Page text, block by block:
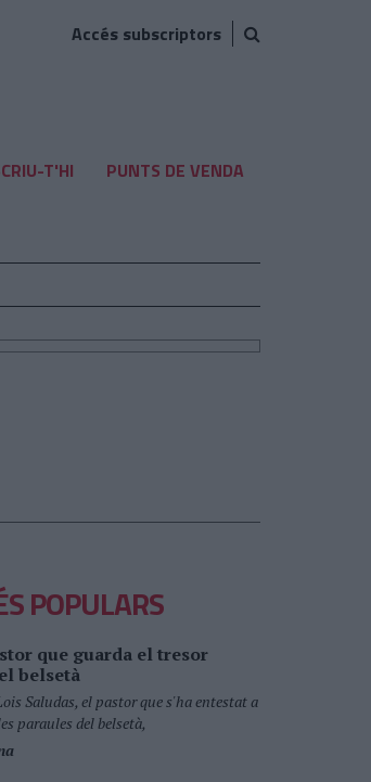
Accés subscriptors
T'HI PUNTS DE VENDA
POPULARS
que guarda el tresor
belsetà
Saludas, el pastor que s'ha entestat a
paraules del belsetà,